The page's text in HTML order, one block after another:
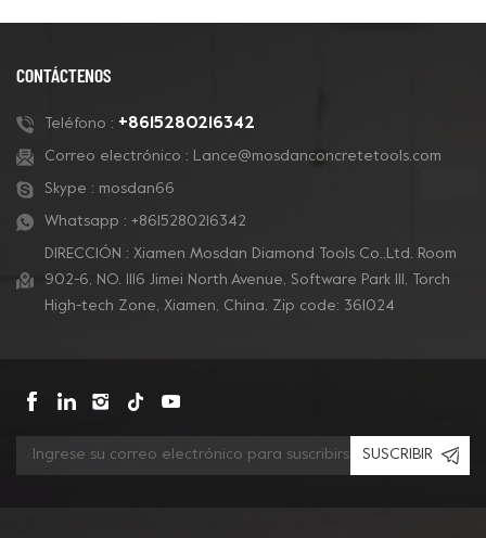
de concreto, eliminación
pulido de concreto.
CONTÁCTENOS
Teléfono : +8615280216342
Correo electrónico : Lance@mosdanconcretetools.com
Skype : mosdan66
Whatsapp : +8615280216342
DIRECCIÓN : Xiamen Mosdan Diamond Tools Co.,Ltd. Room
902-6, NO. 1116 Jimei North Avenue, Software Park Ill, Torch
High-tech Zone, Xiamen, China. Zip code: 361024
SUSCRIBIR